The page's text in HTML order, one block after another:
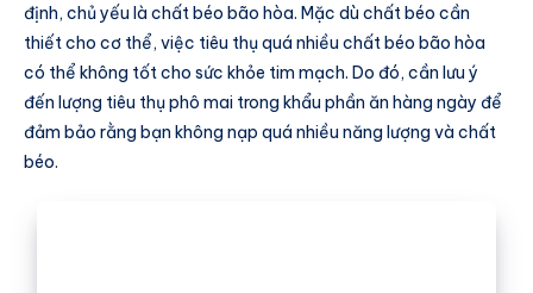
định, chủ yếu là chất béo bão hòa. Mặc dù chất béo cần
thiết cho cơ thể, việc tiêu thụ quá nhiều chất béo bão hòa
có thể không tốt cho sức khỏe tim mạch. Do đó, cần lưu ý
đến lượng tiêu thụ phô mai trong khẩu phần ăn hàng ngày để
đảm bảo rằng bạn không nạp quá nhiều năng lượng và chất
béo.